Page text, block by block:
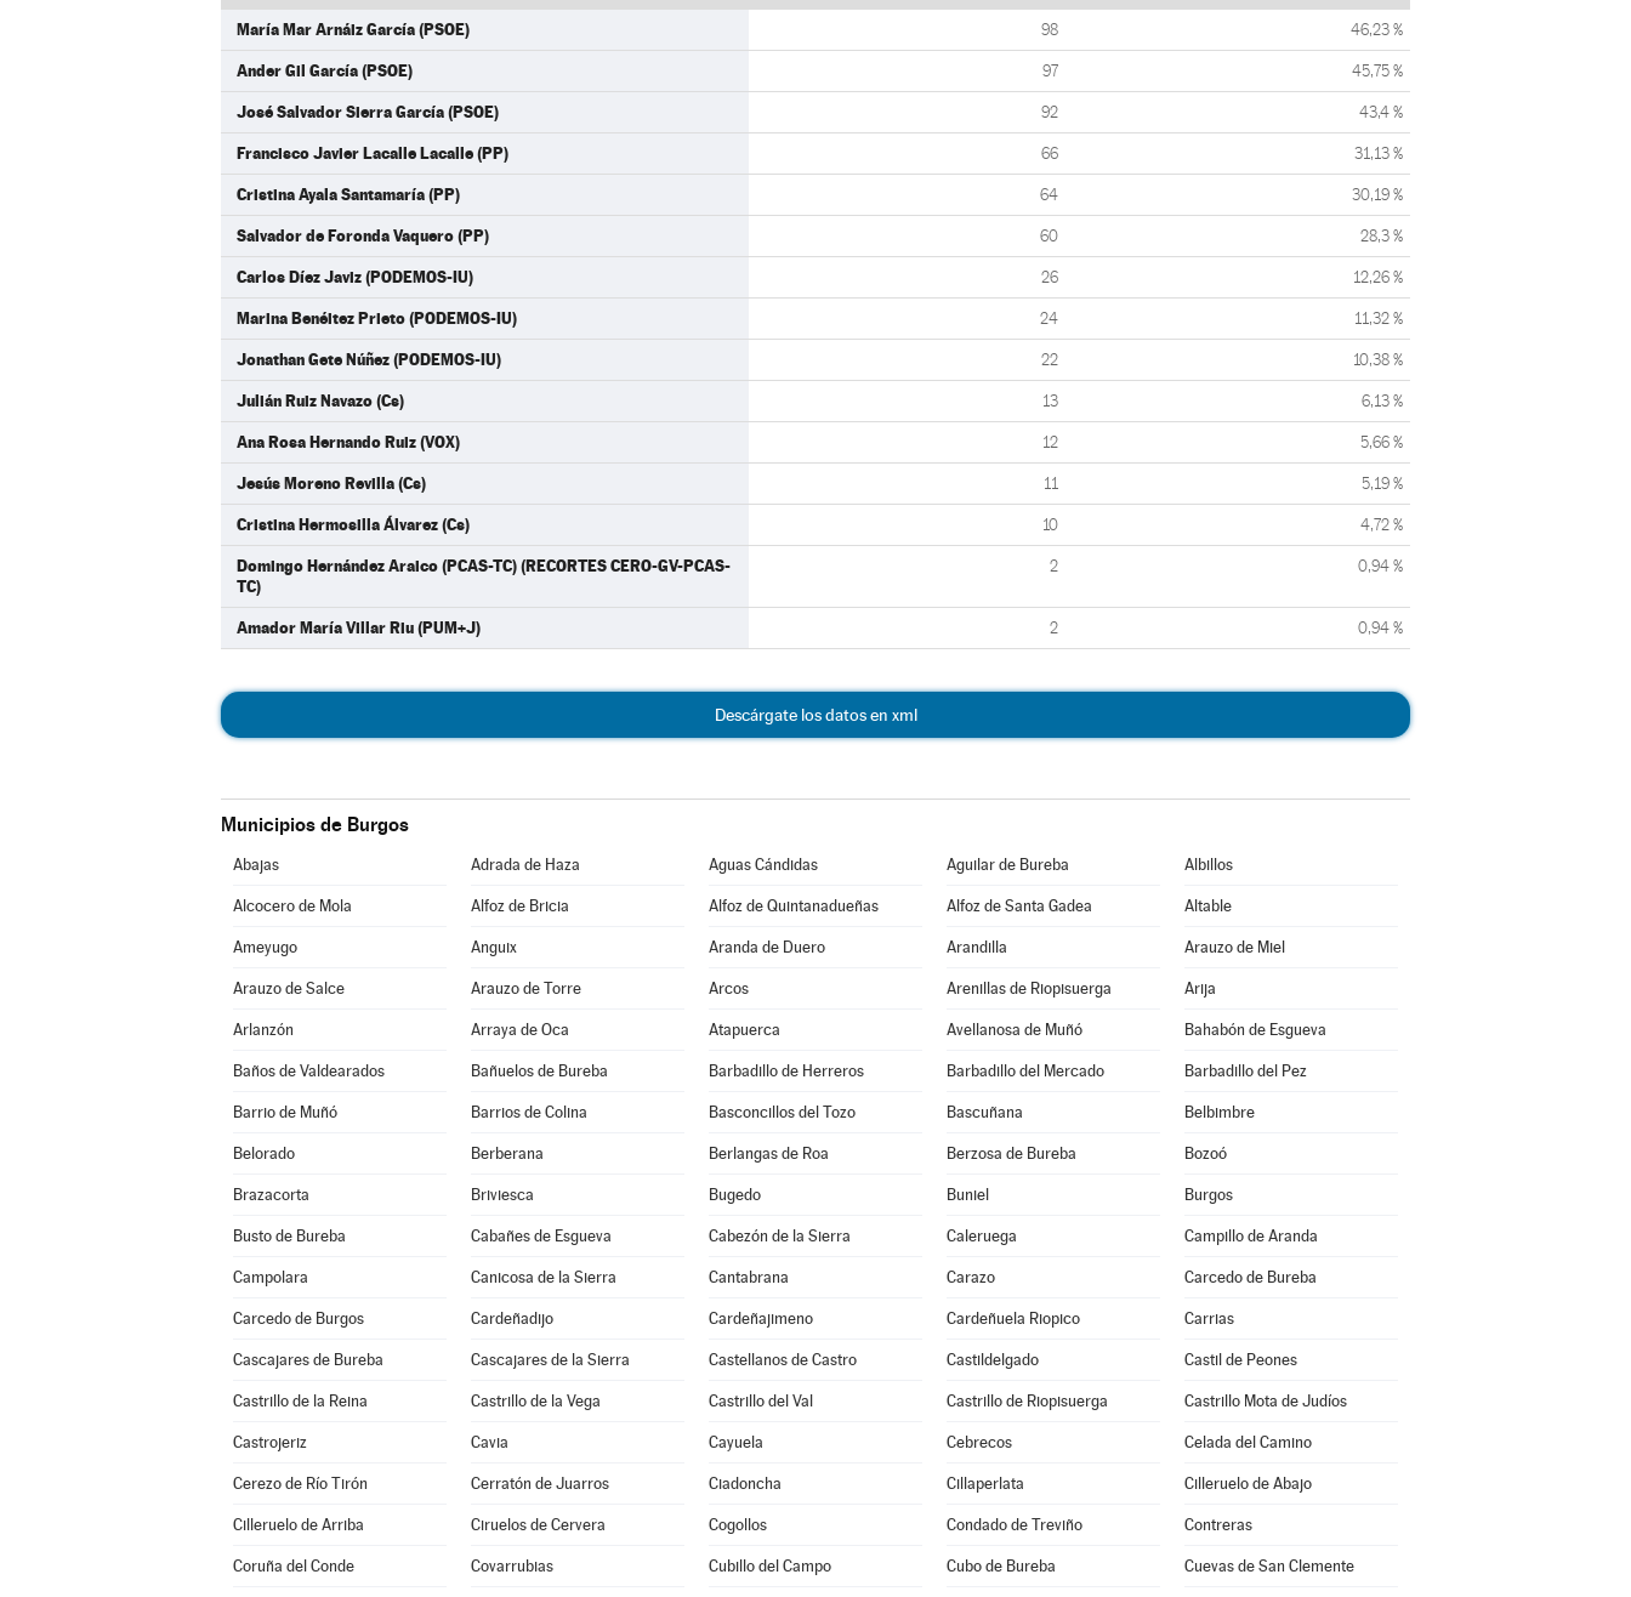
María Mar Arnáiz García (PSOE) 98 46,23 %
Ander Gil García (PSOE) 97 45,75 %
José Salvador Sierra García (PSOE) 92 43,4 %
Francisco Javier Lacalle Lacalle (PP) 66 31,13 %
Cristina Ayala Santamaría (PP) 64 30,19 %
Salvador de Foronda Vaquero (PP) 60 28,3 %
Carlos Díez Javiz (PODEMOS-IU) 26 12,26 %
Marina Benéitez Prieto (PODEMOS-IU) 24 11,32 %
Jonathan Gete Núñez (PODEMOS-IU) 22 10,38 %
Julián Ruiz Navazo (Cs) 13 6,13 %
Ana Rosa Hernando Ruiz (VOX) 12 5,66 %
Jesús Moreno Revilla (Cs) 11 5,19 %
Cristina Hermosilla Álvarez (Cs) 10 4,72 %
Domingo Hernández Araico (PCAS-TC) (RECORTES CERO-GV-PCAS-
TC)
2 0,94 %
Amador María Villar Riu (PUM+J) 2 0,94 %
Descárgate los datos en xml
Municipios de Burgos
Abajas Adrada de Haza Aguas Cándidas Aguilar de Bureba Albillos
Alcocero de Mola Alfoz de Bricia Alfoz de Quintanadueñas Alfoz de Santa Gadea Altable
Ameyugo Anguix Aranda de Duero Arandilla Arauzo de Miel
Arauzo de Salce Arauzo de Torre Arcos Arenillas de Riopisuerga Arija
Arlanzón Arraya de Oca Atapuerca Avellanosa de Muñó Bahabón de Esgueva
Baños de Valdearados Bañuelos de Bureba Barbadillo de Herreros Barbadillo del Mercado Barbadillo del Pez
Barrio de Muñó Barrios de Colina Basconcillos del Tozo Bascuñana Belbimbre
Belorado Berberana Berlangas de Roa Berzosa de Bureba Bozoó
Brazacorta Briviesca Bugedo Buniel Burgos
Busto de Bureba Cabañes de Esgueva Cabezón de la Sierra Caleruega Campillo de Aranda
Campolara Canicosa de la Sierra Cantabrana Carazo Carcedo de Bureba
Carcedo de Burgos Cardeñadijo Cardeñajimeno Cardeñuela Riopico Carrias
Cascajares de Bureba Cascajares de la Sierra Castellanos de Castro Castildelgado Castil de Peones
Castrillo de la Reina Castrillo de la Vega Castrillo del Val Castrillo de Riopisuerga Castrillo Mota de Judíos
Castrojeriz Cavia Cayuela Cebrecos Celada del Camino
Cerezo de Río Tirón Cerratón de Juarros Ciadoncha Cillaperlata Cilleruelo de Abajo
Cilleruelo de Arriba Ciruelos de Cervera Cogollos Condado de Treviño Contreras
Coruña del Conde Covarrubias Cubillo del Campo Cubo de Bureba Cuevas de San Clemente